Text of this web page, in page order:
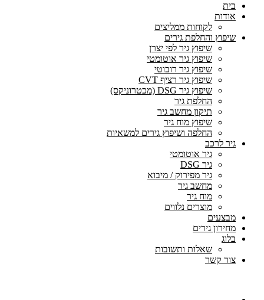
בית
אודות
לקוחות ממליצים
שיפוץ והחלפת גירים
שיפוץ גיר לפי יצרן
שיפוץ גיר אוטומטי
שיפוץ גיר רובוטי
שיפוץ גיר רציף CVT
שיפוץ גיר DSG (מכטרוניקס)
החלפת גיר
תיקון מחשב גיר
שיפוץ מוח גיר
החלפה ושיפוץ גירים למשאיות
גיר לרכב
גיר אוטומטי
גיר DSG
גיר מפירוק / מיבוא
מחשב גיר
מוח גיר
מוצרים נלווים
מבצעים
מחירון גירים
בלוג
שאלות ותשובות
צור קשר